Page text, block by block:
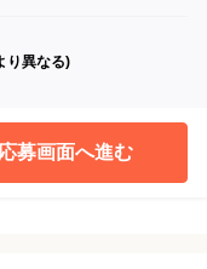
り異なる)
応募画面へ進む